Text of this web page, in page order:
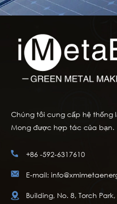
Chúng tôi cung cấp hệ thống
Mong được hợp tác của bạn.
+86 -592-6317610
E-mail:
Building, No. 8, Torch